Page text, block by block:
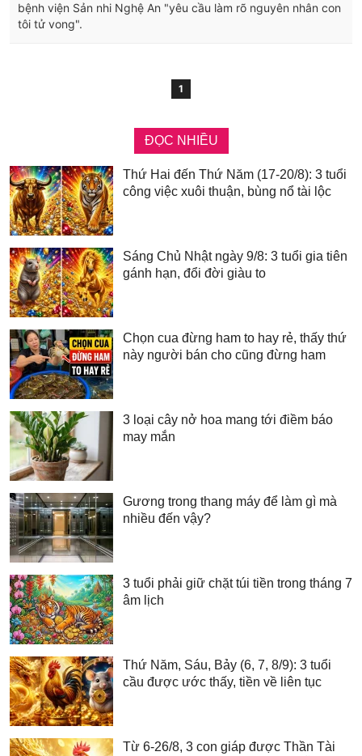
bệnh viện Sản nhi Nghệ An "yêu cầu làm rõ nguyên nhân con
tôi tử vong".
1
ĐỌC NHIỀU
Thứ Hai đến Thứ Năm (17-20/8): 3 tuổi
công việc xuôi thuận, bùng nổ tài lộc
Sáng Chủ Nhật ngày 9/8: 3 tuổi gia tiên
gánh hạn, đổi đời giàu to
Chọn cua đừng ham to hay rẻ, thấy thứ
này người bán cho cũng đừng ham
3 loại cây nở hoa mang tới điềm báo
may mắn
Gương trong thang máy để làm gì mà
nhiều đến vậy?
3 tuổi phải giữ chặt túi tiền trong tháng 7
âm lịch
Thứ Năm, Sáu, Bảy (6, 7, 8/9): 3 tuổi
cầu được ước thấy, tiền về liên tục
Từ 6-26/8, 3 con giáp được Thần Tài